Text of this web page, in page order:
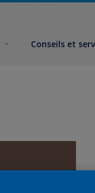
Conseils et